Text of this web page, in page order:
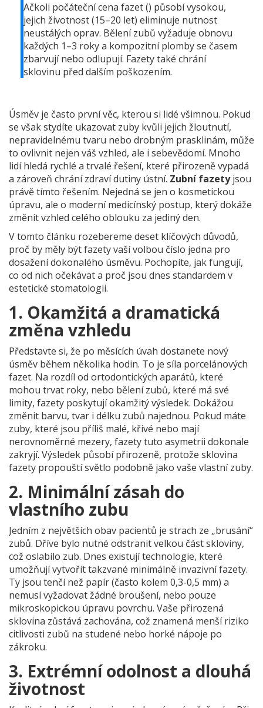
Ačkoli počáteční cena fazet () působí vysokou,
jejich životnost (15–20 let) eliminuje nutnost
neustálých oprav. Bělení zubů vyžaduje obnovu
každých 1–3 roky a kompozitní plomby se časem
zbarvují nebo odlupují. Fazety také chrání
sklovinu před dalším poškozením.
Úsměv je často první věc, kterou si lidé všimnou. Pokud
se však stydíte ukazovat zuby kvůli jejich žloutnutí,
nepravidelnému tvaru nebo drobným prasklinám, může
to ovlivnit nejen váš vzhled, ale i sebevědomí. Mnoho
lidí hledá rychlé a trvalé řešení, které přirozeně vypadá
a zároveň chrání zdraví dutiny ústní. Zubní fazetyjsou
právě tímto řešením. Nejedná se jen o kosmetickou
úpravu, ale o moderní medicínský postup, který dokáže
změnit vzhled celého oblouku za jediný den.
V tomto článku rozebereme deset klíčových důvodů,
proč by měly být fazety vaší volbou číslo jedna pro
dosažení dokonalého úsměvu. Pochopíte, jak fungují,
co od nich očekávat a proč jsou dnes standardem v
estetické stomatologii.
1. Okamžitá a dramatická
změna vzhledu
Představte si, že po měsících úvah dostanete nový
úsměv během několika hodin. To je síla porcelánových
fazet. Na rozdíl od ortodontických aparátů, které
mohou trvat roky, nebo bělení zubů, které má své
limity, fazety poskytují okamžitý výsledek. Dokážou
změnit barvu, tvar i délku zubů najednou. Pokud máte
zuby, které jsou příliš malé, křivé nebo mají
nerovnoměrné mezery, fazety tuto asymetrii dokonale
zakryjí. Výsledek působí přirozeně, protože sklovina
fazety propouští světlo podobně jako vaše vlastní zuby.
2. Minimální zásah do
vlastního zubu
Jedním z největších obav pacientů je strach ze „brusání“
zubů. Dříve bylo nutné odstranit velkou část skloviny,
což oslabilo zub. Dnes existují technologie, které
umožňují vytvořit takzvané minimálně invazivní fazety.
Ty jsou tenčí než papír (často kolem 0,3-0,5 mm) a
nemusí vyžadovat žádné broušení, nebo pouze
mikroskopickou úpravu povrchu. Vaše přirozená
sklovina zůstává zachována, což znamená menší riziko
citlivosti zubů na studené nebo horké nápoje po
zákroku.
3. Extrémní odolnost a dlouhá
životnost